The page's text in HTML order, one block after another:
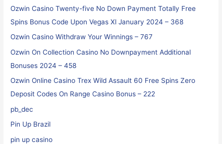
Ozwin Casino Twenty-five No Down Payment Totally Free
Spins Bonus Code Upon Vegas Xl January 2024 – 368
Ozwin Casino Withdraw Your Winnings – 767
Ozwin On Collection Casino No Downpayment Additional
Bonuses 2024 – 458
Ozwin Online Casino Trex Wild Assault 60 Free Spins Zero
Deposit Codes On Range Casino Bonus – 222
pb_dec
Pin Up Brazil
pin up casino